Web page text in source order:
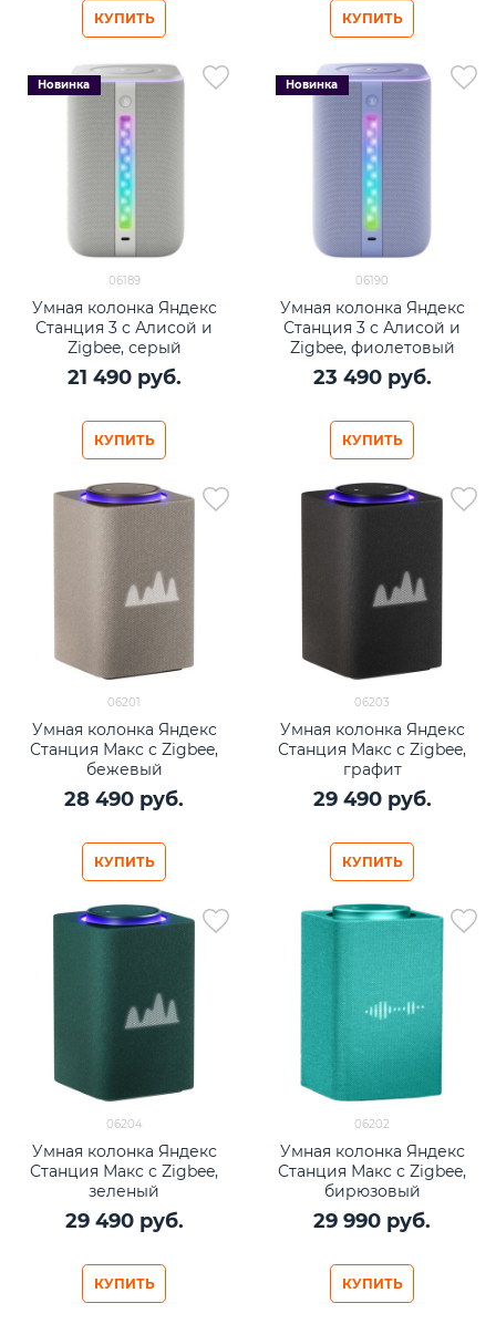
КУПИТЬ КУПИТЬ
Новинка
06189
Умная колонка Яндекс
Станция 3 с Алисой и
Zigbee, серый
21 490 руб.
КУПИТЬ
Новинка
06190
Умная колонка Яндекс
Станция 3 с Алисой и
Zigbee, фиолетовый
23 490 руб.
КУПИТЬ
06201
Умная колонка Яндекс
Станция Макс с Zigbee,
бежевый
28 490 руб.
КУПИТЬ
06203
Умная колонка Яндекс
Станция Макс с Zigbee,
графит
29 490 руб.
КУПИТЬ
06204
Умная колонка Яндекс
Станция Макс с Zigbee,
зеленый
29 490 руб.
КУПИТЬ
06202
Умная колонка Яндекс
Станция Макс с Zigbee,
бирюзовый
29 990 руб.
КУПИТЬ